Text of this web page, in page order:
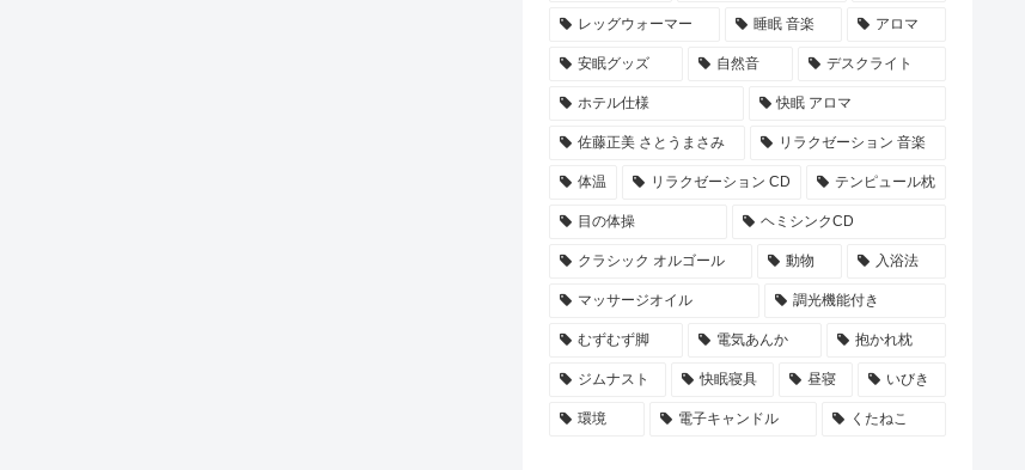
レッグウォーマー 睡眠 音楽 アロマ
安眠グッズ 自然音 デスクライト
ホテル仕様 快眠 アロマ
佐藤正美 さとうまさみ リラクゼーション 音楽
体温 リラクゼーション CD テンピュール枕
目の体操 ヘミシンクCD
クラシック オルゴール 動物 入浴法
マッサージオイル 調光機能付き
むずむず脚 電気あんか 抱かれ枕
ジムナスト 快眠寝具 昼寝 いびき
環境 電子キャンドル くたねこ